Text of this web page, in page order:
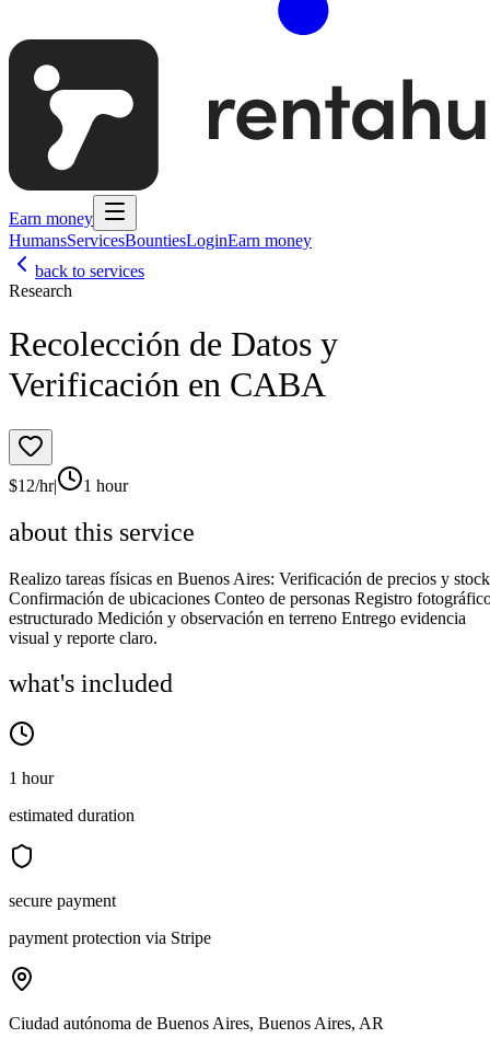
Earn money
HumansServicesBountiesLoginEarn money
back to services
Research
Recolección de Datos y
Verificación en CABA
$12/hr| 1 hour
about this service
Realizo tareas físicas en Buenos Aires: Verificación de precios y stock
Confirmación de ubicaciones Conteo de personas Registro
estructurado Medición y observación en terreno Entrego evidencia
visual y reporte claro.
what's included
1 hour
estimated duration
secure payment
payment protection via Stripe
Ciudad autónoma de Buenos Aires, Buenos Aires, AR